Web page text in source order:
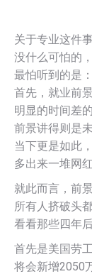
关于专业这件
没什么可怕的
最怕听到的是
首先，就业前
明显的时间差
前景讲得则是
当下更是如此
多出来一堆网
就此而言，前
所有人挤破头
看看那些四年
首先是美国劳
将会新增2050